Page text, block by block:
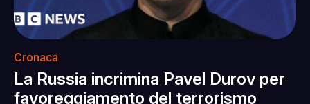
Cronaca
La Russia incrimina Pavel Durov per
favoreggiamento del terrorismo